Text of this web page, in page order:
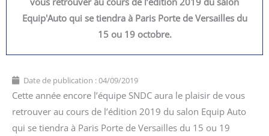
Equip'Auto qui se tiendra à Paris Porte de Versailles du
15 ou 19 octobre.
Date de publication :04/09/2019
Cette année encore l’équipe SNDC aura le plaisir de vous
retrouver au cours de l’édition 2019 du salon Equip Auto
qui se tiendra à Paris Porte de Versailles du 15 ou 19